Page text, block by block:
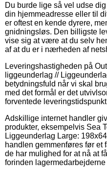
Du burde lige så vel udse
din hjemmeadresse eller til
er oftest en kende dyrere,
gnidningsløs. Den billigste
vise sig at være at du selv
af at du er i nærheden af
Leveringshastigheden på
liggeunderlag //
betydningsfuld når vi skal
med det formål er det
forventede
Adskillige internet handler
produkter, eksempelvis Sea
Liggeunderlag Large:
handlen gemmenføres før
de har mulighed for at nå at
forinden lagermedarbejderne